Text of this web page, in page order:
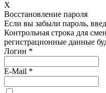
X
Восстановление пароля
Если вы забыли пароль,
Контрольная строка для
регистрационные данные
Логин *
E-Mail *